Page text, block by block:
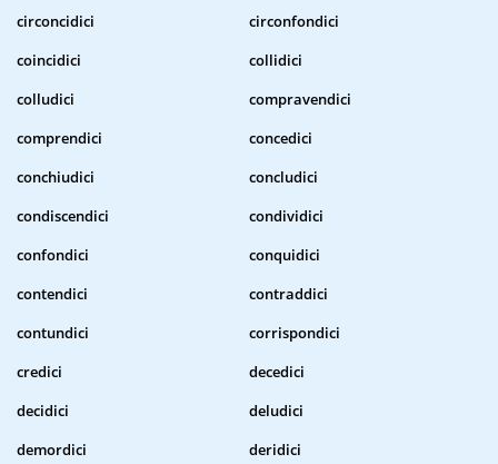
circoncidici
circonfondici
coincidici
collidici
colludici
compravendici
comprendici
concedici
conchiudici
concludici
condiscendici
condividici
confondici
conquidici
contendici
contraddici
contundici
corrispondici
credici
decedici
decidici
deludici
demordici
deridici